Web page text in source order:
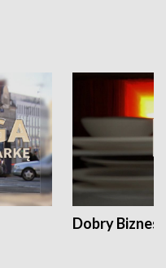
Dobry Biznes